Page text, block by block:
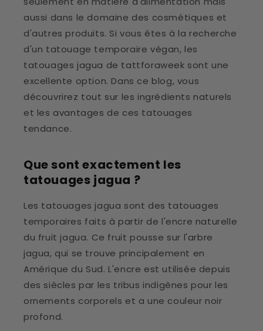
aussi dans le domaine des cosmétiques et
d'autres produits. Si vous êtes à la recherche
d'un tatouage temporaire végan, les
tatouages jagua de tattforaweek sont une
excellente option. Dans ce blog, vous
découvrirez tout sur les ingrédients naturels
et les avantages de ces tatouages
tendance.
Que sont exactement les
tatouages jagua ?
Les tatouages jagua sont des tatouages
temporaires faits à partir de l'encre naturelle
du fruit jagua. Ce fruit pousse sur l'arbre
jagua, qui se trouve principalement en
Amérique du Sud. L'encre est utilisée depuis
des siècles par les tribus indigènes pour les
ornements corporels et a une couleur noir
profond.